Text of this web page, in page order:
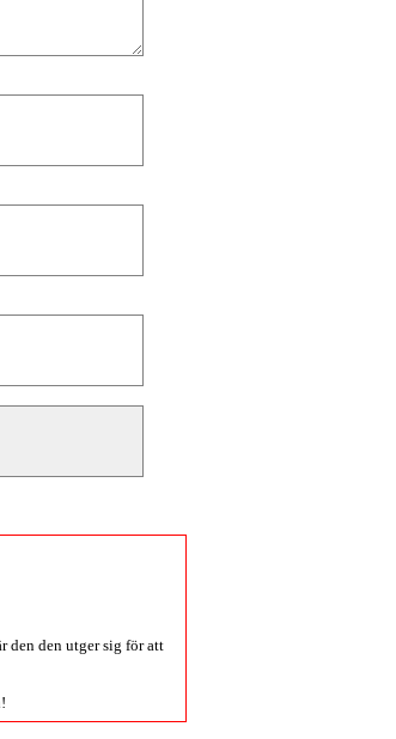
den den utger sig för att